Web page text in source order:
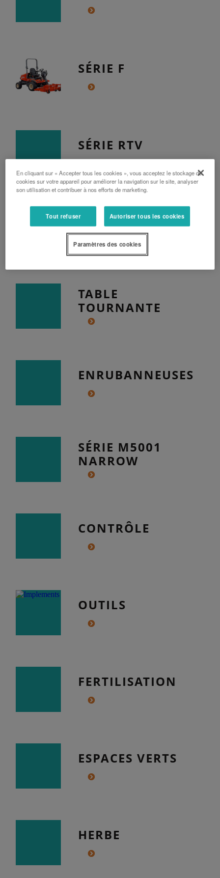
SÉRIE F
SÉRIE RTV
SÉRIE RTV
TABLE
TOURNANTE
ENRUBANNEUSES
SÉRIE M5001
NARROW
CONTRÔLE
OUTILS
FERTILISATION
ESPACES VERTS
HERBE
En cliquant sur « Accepter tous les cookies », vous acceptez le stockage de
cookies sur votre appareil pour améliorer la navigation sur le site, analyser
son utilisation et contribuer à nos efforts de marketing.
Tout refuser Autoriser tous les cookies
Paramètres des cookies